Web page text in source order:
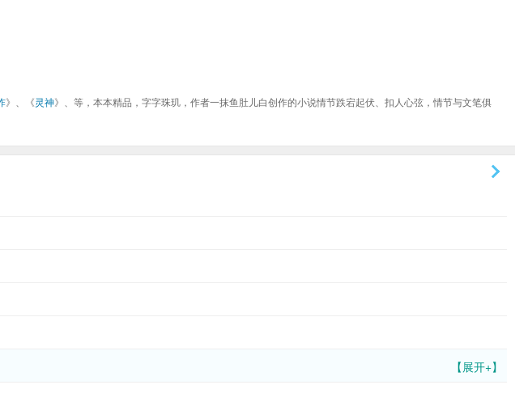
》、《灵神》、等，本本精品，字字珠玑，作者一抹鱼肚儿白创作的小说情节跌宕起伏、扣人心弦，情节与文笔俱
【展开+】